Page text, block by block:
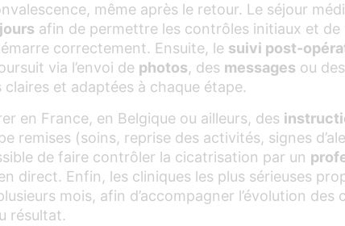
même après le retour. Le séjour
afin de permettre les contrôles initiaux et de
correctement. Ensuite, le suivi post-
via l’envoi de photos, des messages ou des
claires et adaptées à chaque étape.
en France, en Belgique ou ailleurs, des
remises (soins, reprise des activités, signes
de faire contrôler la cicatrisation par un
direct. Enfin, les cliniques les plus sérieuses
mois, afin d’accompagner l’évolution des
résultat.